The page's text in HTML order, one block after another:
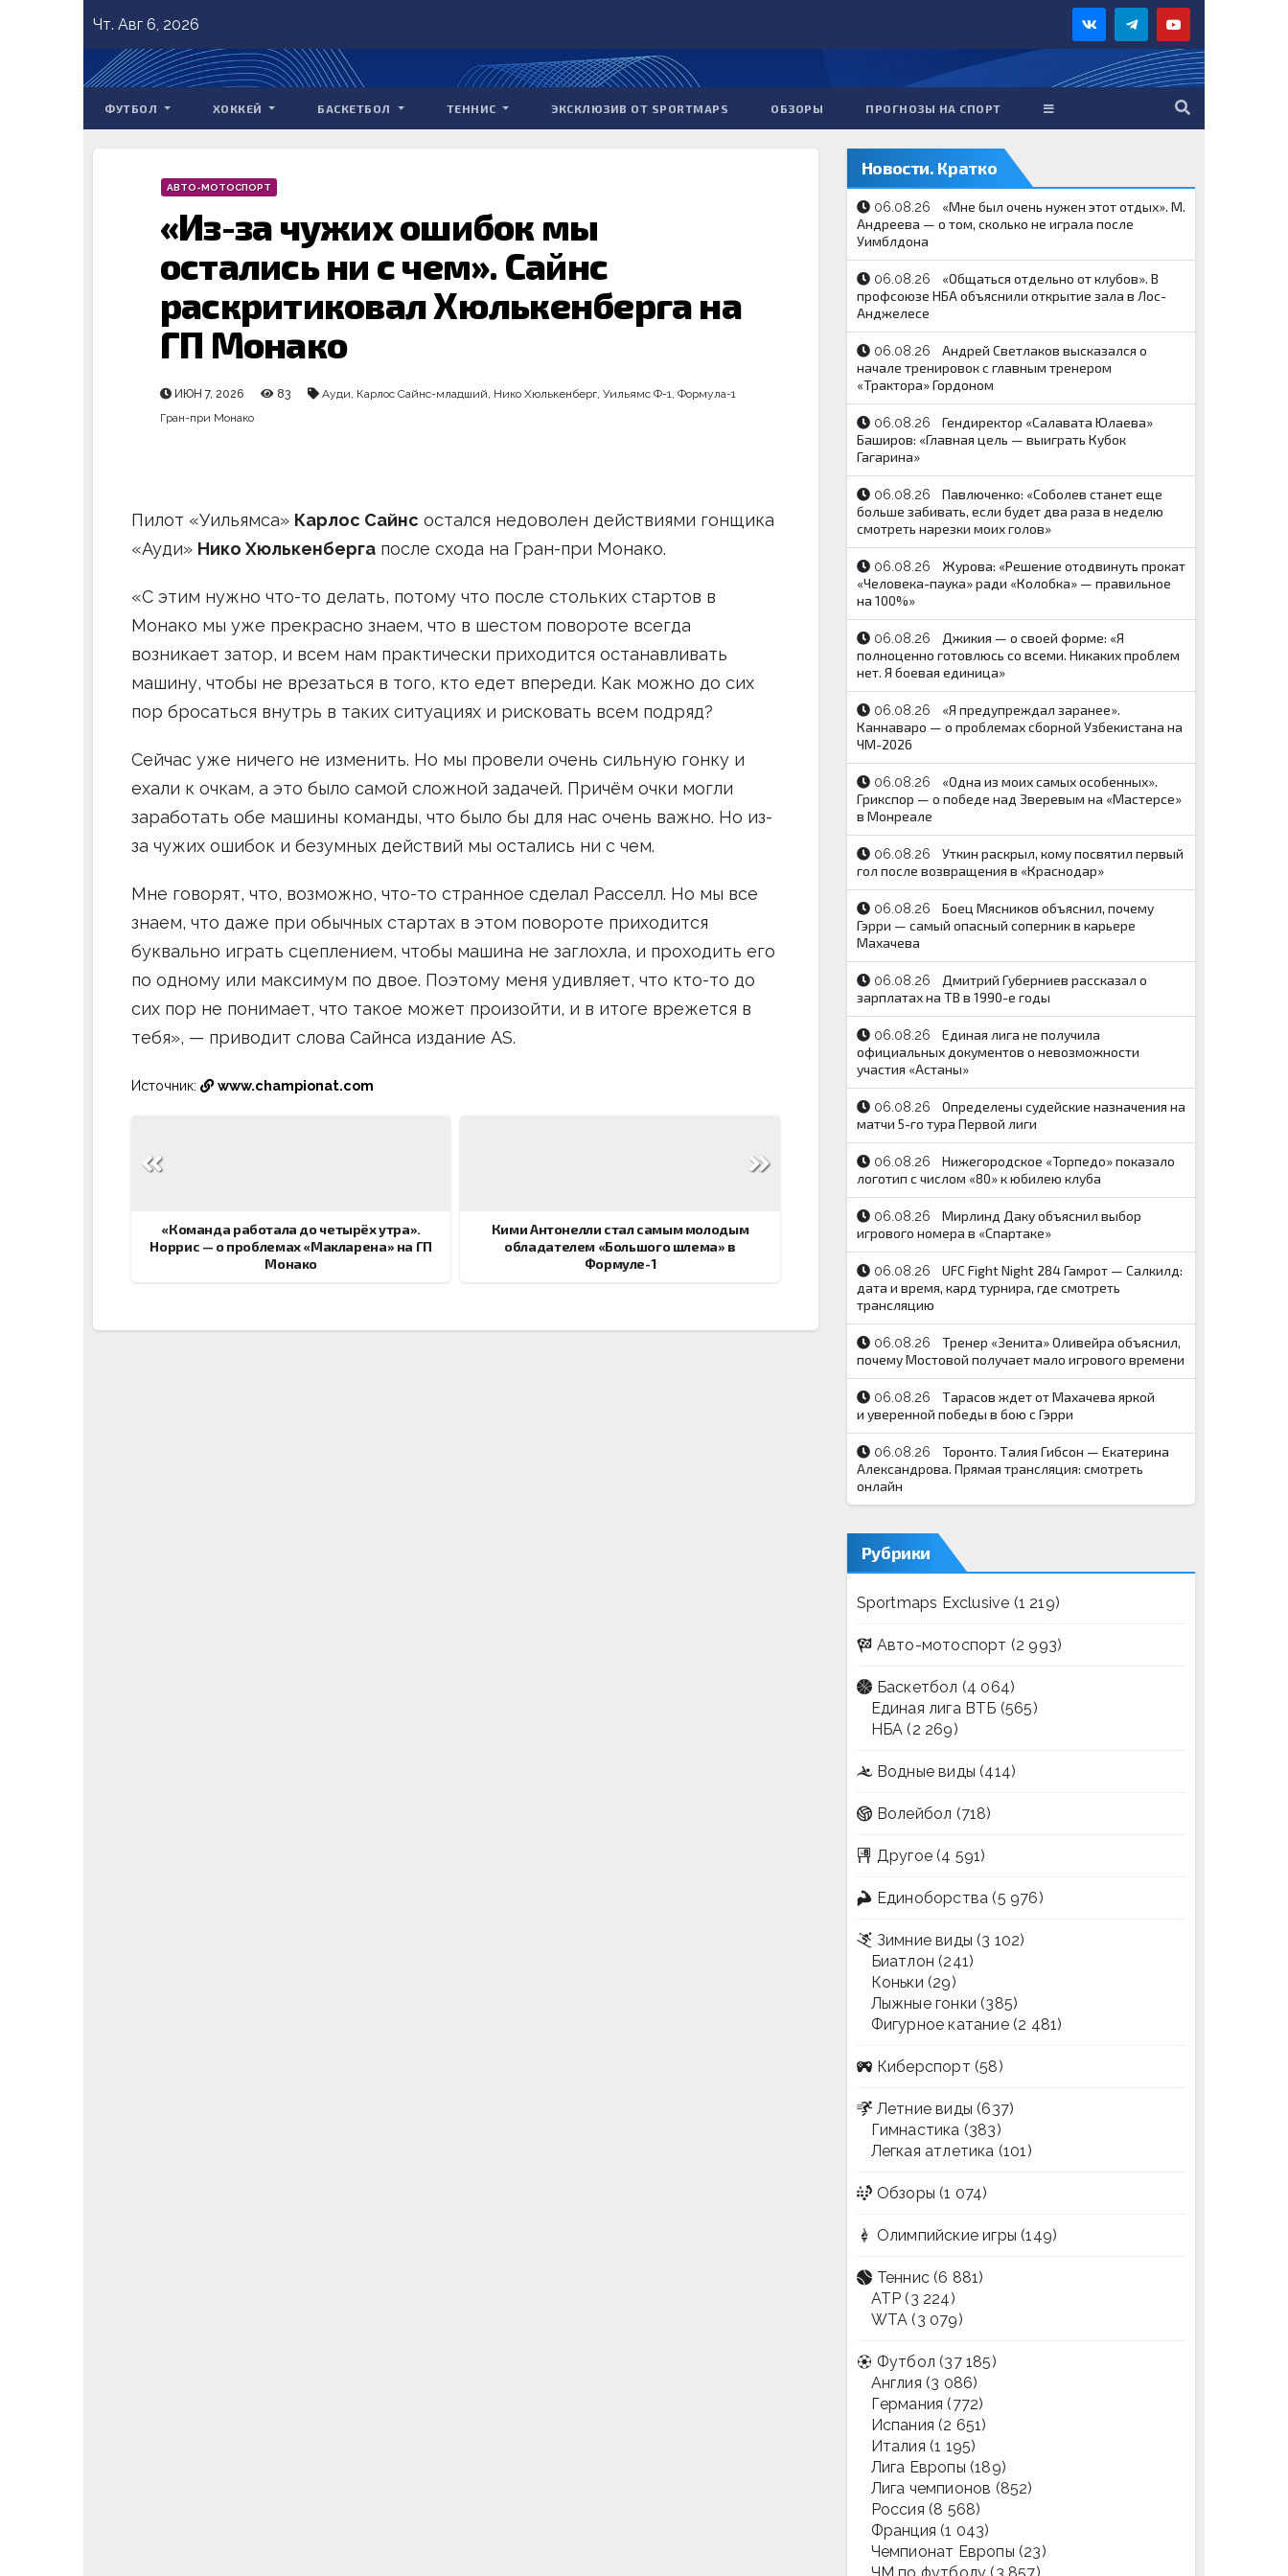
content
Чт. Авг 6, 2026
ФУТБОЛ ХОККЕЙ БАСКЕТБОЛ ТЕННИС ЭКСКЛЮЗИВ ОТ SPORTMAPS ОБЗОРЫ ПРОГНОЗЫ НА СПОРТ
АВТО-МОТОСПОРТ
«Из-за чужих ошибок мы
остались ни с чем». Сайнс
раскритиковал Хюлькенберга на
ГП Монако
ИЮН 7, 2026 83 Ауди, Карлос Сайнс-младший, Нико Хюлькенберг, Уильямс Ф-1, Формула-1
Гран-при Монако
Пилот «Уильямса» Карлос Сайнс остался недоволен действиями гонщика
«Ауди» Нико Хюлькенберга после схода на Гран-при Монако.
«С этим нужно что-то делать, потому что после стольких стартов в
Монако мы уже прекрасно знаем, что в шестом повороте всегда
возникает затор, и всем нам практически приходится останавливать
машину, чтобы не врезаться в того, кто едет впереди. Как можно до сих
пор бросаться внутрь в таких ситуациях и рисковать всем подряд?
Сейчас уже ничего не изменить. Но мы провели очень сильную гонку и
ехали к очкам, а это было самой сложной задачей. Причём очки могли
заработать обе машины команды, что было бы для нас очень важно. Но из-
за чужих ошибок и безумных действий мы остались ни с чем.
Мне говорят, что, возможно, что-то странное сделал Расселл. Но мы все
знаем, что даже при обычных стартах в этом повороте приходится
буквально играть сцеплением, чтобы машина не заглохла, и проходить его
по одному или максимум по двое. Поэтому меня удивляет, что кто-то до
сих пор не понимает, что такое может произойти, и в итоге врежется в
тебя», — приводит слова Сайнса издание AS.
Источник: www.championat.com
по
«Команда работала до четырёх утра».
Норрис — о проблемах «Макларена» на ГП
Монако
Кими Антонелли стал самым молодым
обладателем «Большого шлема» в
Формуле-1
Новости. Кратко
06.08.26
«Мне был очень нужен этот отдых». М.
Андреева — о том, сколько не играла после
Уимблдона
06.08.26
«Общаться отдельно от клубов». В
профсоюзе НБА объяснили открытие зала в Лос-
Анджелесе
06.08.26
Андрей Светлаков высказался о
начале тренировок с главным тренером
«Трактора» Гордоном
06.08.26
Гендиректор «Салавата Юлаева»
Баширов: «Главная цель — выиграть Кубок
Гагарина»
06.08.26
Павлюченко: «Соболев станет еще
больше забивать, если будет два раза в неделю
смотреть нарезки моих голов»
06.08.26
Журова: «Решение отодвинуть прокат
«Человека-паука» ради «Колобка» — правильное
на 100%»
06.08.26
Джикия — о своей форме: «Я
полноценно готовлюсь со всеми. Никаких проблем
нет. Я боевая единица»
06.08.26
«Я предупреждал заранее».
Каннаваро — о проблемах сборной Узбекистана на
ЧМ-2026
06.08.26
«Одна из моих самых особенных».
Грикспор — о победе над Зверевым на «Мастерсе»
в Монреале
06.08.26
Уткин раскрыл, кому посвятил первый
гол после возвращения в «Краснодар»
06.08.26
Боец Мясников объяснил, почему
Гэрри — самый опасный соперник в карьере
Махачева
06.08.26
Дмитрий Губерниев рассказал о
зарплатах на ТВ в 1990-е годы
06.08.26
Единая лига не получила
официальных документов о невозможности
участия «Астаны»
06.08.26
Определены судейские назначения на
матчи 5-го тура Первой лиги
06.08.26
Нижегородское «Торпедо» показало
логотип с числом «80» к юбилею клуба
06.08.26
Мирлинд Даку объяснил выбор
игрового номера в «Спартаке»
06.08.26
UFC Fight Night 284 Гамрот — Салкилд:
дата и время, кард турнира, где смотреть
трансляцию
06.08.26
Тренер «Зенита» Оливейра объяснил,
почему Мостовой получает мало игрового времени
06.08.26
Тарасов ждет от Махачева яркой
и уверенной победы в бою с Гэрри
06.08.26
Торонто. Талия Гибсон — Екатерина
Александрова. Прямая трансляция: смотреть
онлайн
Рубрики
Sportmaps Exclusive (1 219)
Авто-мотоспорт (2 993)
Баскетбол (4 064)
Единая лига ВТБ (565)
НБА (2 269)
Водные виды (414)
Волейбол (718)
Другое (4 591)
Единоборства (5 976)
Зимние виды (3 102)
Биатлон (241)
Коньки (29)
Лыжные гонки (385)
Фигурное катание(2 481)
Киберспорт (58)
Летние виды (637)
Гимнастика (383)
Легкая атлетика (101)
Обзоры (1 074)
Олимпийские игры (149)
Теннис (6 881)
ATP (3 224)
WTA (3 079)
Футбол (37 185)
Англия (3 086)
Германия (772)
Испания (2 651)
Италия (1 195)
Лига Европы (189)
Лига чемпионов (852)
Россия (8 568)
Франция (1 043)
Чемпионат Европы (23)